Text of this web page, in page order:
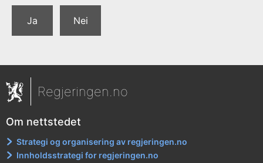
Ja Nei
Regjeringen.no
Om nettstedet
Strategi og organisering av regjeringen.no
Innholdsstrategi for regjeringen.no